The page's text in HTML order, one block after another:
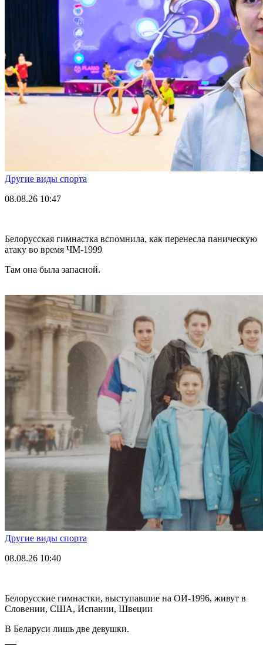
Другие виды спорта
08.08.26 10:47
Белорусская гимнастка вспомнила, как перенесла паническую
атаку во время ЧМ-1999
Там она была запасной.
Другие виды спорта
08.08.26 10:40
Белорусские гимнастки, выступавшие на ОИ-1996, живут в
Словении, США, Испании, Швеции
В Беларуси лишь две девушки.